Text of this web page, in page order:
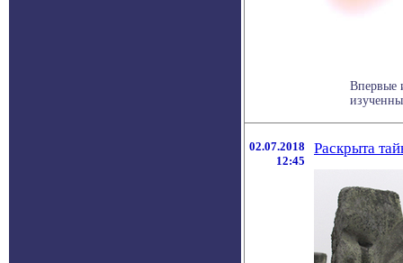
Впервые
02.07.2018
12:45
Раскрыта